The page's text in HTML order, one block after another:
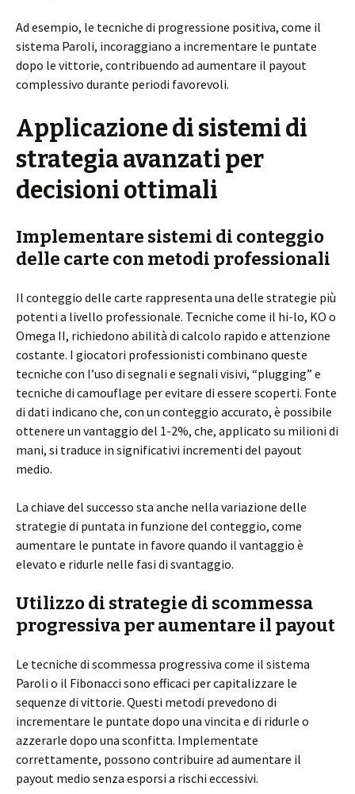
Ad esempio, le tecniche di progressione positiva, come il
sistema Paroli, incoraggiano a incrementare le puntate
dopo le vittorie, contribuendo ad aumentare il payout
complessivo durante periodi favorevoli.
Applicazione di sistemi di
strategia avanzati per
decisioni ottimali
Implementare sistemi di conteggio
delle carte con metodi professionali
Il conteggio delle carte rappresenta una delle strategie più
potenti a livello professionale. Tecniche come il hi-lo, KO o
Omega II, richiedono abilità di calcolo rapido e attenzione
costante. I giocatori professionisti combinano queste
tecniche con l’uso di segnali e segnali visivi, “plugging” e
tecniche di camouflage per evitare di essere scoperti. Fonte
di dati indicano che, con un conteggio accurato, è possibile
ottenere un vantaggio del 1-2%, che, applicato su milioni di
mani, si traduce in significativi incrementi del payout
medio.
La chiave del successo sta anche nella variazione delle
strategie di puntata in funzione del conteggio, come
aumentare le puntate in favore quando il vantaggio è
elevato e ridurle nelle fasi di svantaggio.
Utilizzo di strategie di scommessa
progressiva per aumentare il payout
Le tecniche di scommessa progressiva come il sistema
Paroli o il Fibonacci sono efficaci per capitalizzare le
sequenze di vittorie. Questi metodi prevedono di
incrementare le puntate dopo una vincita e di ridurle o
azzerarle dopo una sconfitta. Implementate
correttamente, possono contribuire ad aumentare il
payout medio senza esporsi a rischi eccessivi.